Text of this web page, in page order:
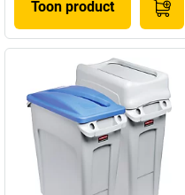
Toon product